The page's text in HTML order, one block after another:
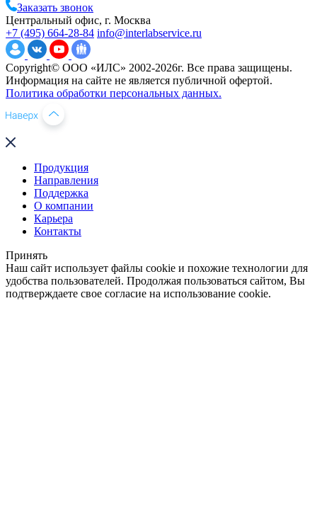
Заказать звонок
Центральный офис, г. Москва
+7 (495) 664-28-84 info@interlabservice.ru
Copyright© ООО «ИЛС» 2002-2026г. Все права защищены.
Информация на сайте не является публичной офертой.
Политика обработки персональных данных.
Продукция
Направления
Поддержка
О компании
Карьера
Контакты
Принять
Наш сайт использует файлы cookie и похожие технологии для
удобства пользователей. Продолжая пользоваться сайтом, Вы
подтверждаете свое согласие на использование cookie.